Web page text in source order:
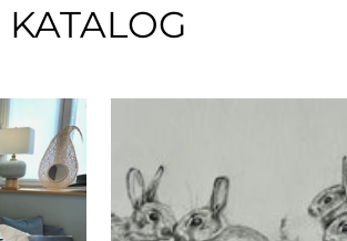
KATALOG